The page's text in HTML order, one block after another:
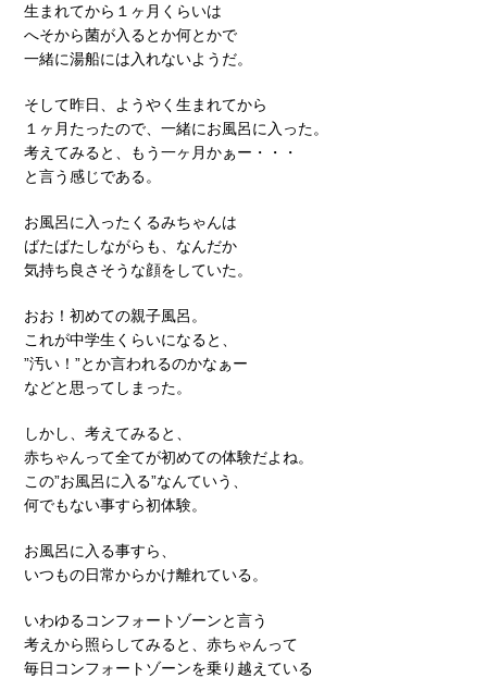
生まれてから１ヶ月くらいは
へそから菌が入るとか何とかで
一緒に湯船には入れないようだ。
そして昨日、ようやく生まれてから
１ヶ月たったので、一緒にお風呂に入った。
考えてみると、もう一ヶ月かぁー・・・
と言う感じである。
お風呂に入ったくるみちゃんは
ばたばたしながらも、なんだか
気持ち良さそうな顔をしていた。
おお！初めての親子風呂。
これが中学生くらいになると、
”汚い！”とか言われるのかなぁー
などと思ってしまった。
しかし、考えてみると、
赤ちゃんって全てが初めての体験だよね。
この”お風呂に入る”なんていう、
何でもない事すら初体験。
お風呂に入る事すら、
いつもの日常からかけ離れている。
いわゆるコンフォートゾーンと言う
考えから照らしてみると、赤ちゃんって
毎日コンフォートゾーンを乗り越えている